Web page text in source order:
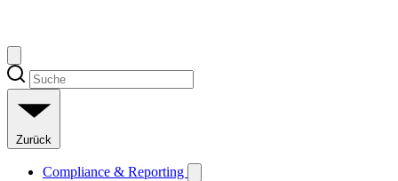
Zurück
Compliance & Reporting